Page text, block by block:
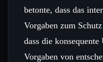
betonte, dass das
Vorgaben zum
dass die
Vorgaben von